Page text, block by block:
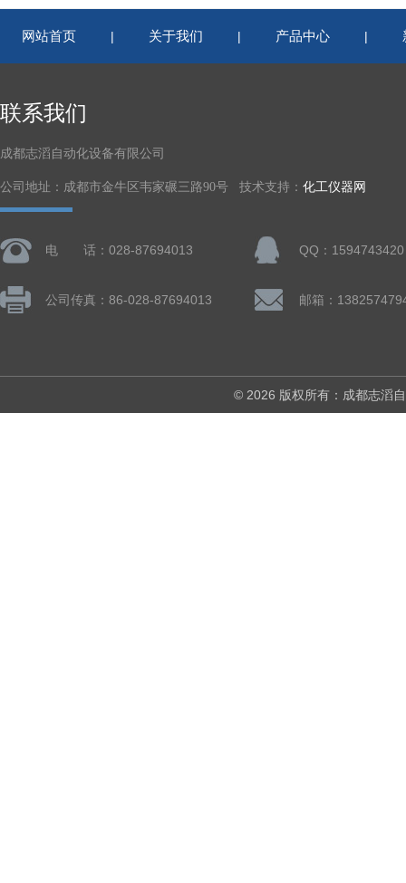
网站首页 | 关于我们 | 产品中心 |
联系我们
成都志滔自动化设备有限公司
公司地址：成都市金牛区韦家碾三路90号 技术支持： 化工仪器网
电 话：028-87694013 QQ：1594743420
公司传真：86-028-87694013
© 2026 版权所有：成都志滔